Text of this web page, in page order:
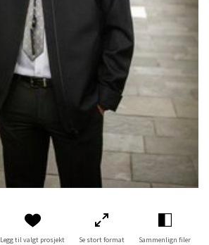
Legg til valgt prosjekt Se stort format Sammenlign filer